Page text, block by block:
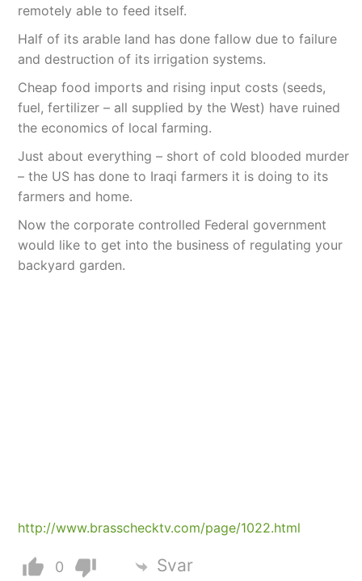
remotely able to feed itself.
Half of its arable land has done fallow due to failure
and destruction of its irrigation systems.
Cheap food imports and rising input costs (seeds,
fuel, fertilizer – all supplied by the West) have ruined
the economics of local farming.
Just about everything – short of cold blooded murder
– the US has done to Iraqi farmers it is doing to its
farmers and home.
Now the corporate controlled Federal government
would like to get into the business of regulating your
backyard garden.
http://www.brasschecktv.com/page/1022.html
0 Svar